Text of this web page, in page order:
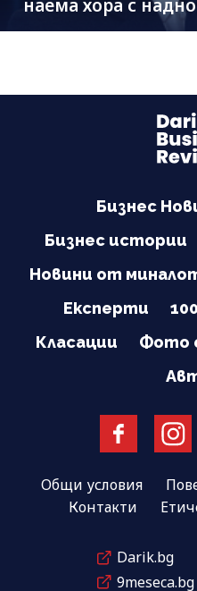
наема хора с
Бизнес
Бизнес истории
Новини от
Експерти
100
Класации
Фото
Общи условия
Контакти
Darik.bg
9meseca.bg